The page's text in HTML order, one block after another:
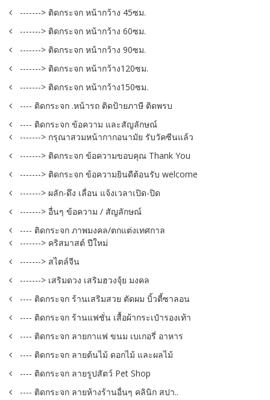
-------> ติดกระจก หน้ากว้าง 45ซม.
-------> ติดกระจก หน้ากว้าง 60ซม.
-------> ติดกระจก หน้ากว้าง 90ซม.
-------> ติดกระจก หน้ากว้าง120ซม.
-------> ติดกระจก หน้ากว้าง150ซม.
---- ติดกระจก .หน้ารถ ติดป้ายภาษี ติดพรบ
---- ติดกระจก ข้อความ และสัญลักษณ์
-------> กรุณาสวมหน้ากากอนามัย รับวัคซีนแล้ว
-------> ติดกระจก ข้อความขอบคุณ Thank You
-------> ติดกระจก ข้อความยินดีต้อนรับ welcome
-------> ผลัก-ดึง เลื่อน แจ้งเวลาเปิด-ปิด
-------> อื่นๆ ข้อความ / สัญลักษณ์
---- ติดกระจก ภาพมงคล/ตกแต่งเทศกาล
-------> คริสมาสต์ ปีใหม่
-------> สไตล์จีน
-------> เสริมดวง เสริมฮวงจุ้ย มงคล
---- ติดกระจก ร้านเสริมสวย ตัดผม บิ้วตี้ซาลอน
---- ติดกระจก ร้านแฟชั่น เสื้อผ้ากระเป๋ารองเท้า
---- ติดกระจก ลายกาแฟ ขนม เบเกอรี่ อาหาร
---- ติดกระจก ลายต้นไม้ ดอกไม้ และผลไม้
---- ติดกระจก ลายรูปสัตว์ Pet Shop
---- ติดกระจก ลายห้างร้านอื่นๆ คลินิก สปา..